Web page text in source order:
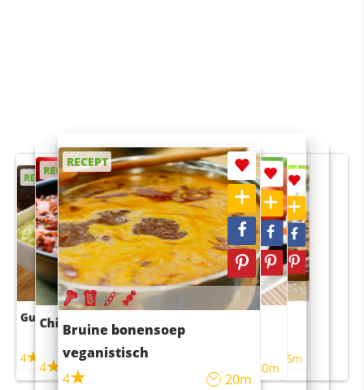
RECEPT
Guacamole
4
RECEPT
Chili con carne
4 45m
RECEPT
Bruine bonensoep
veganistisch
4
20m
RECEPT
Sushi rijstsalade
maaltijdsalade
40m
RECEPT
4 55m